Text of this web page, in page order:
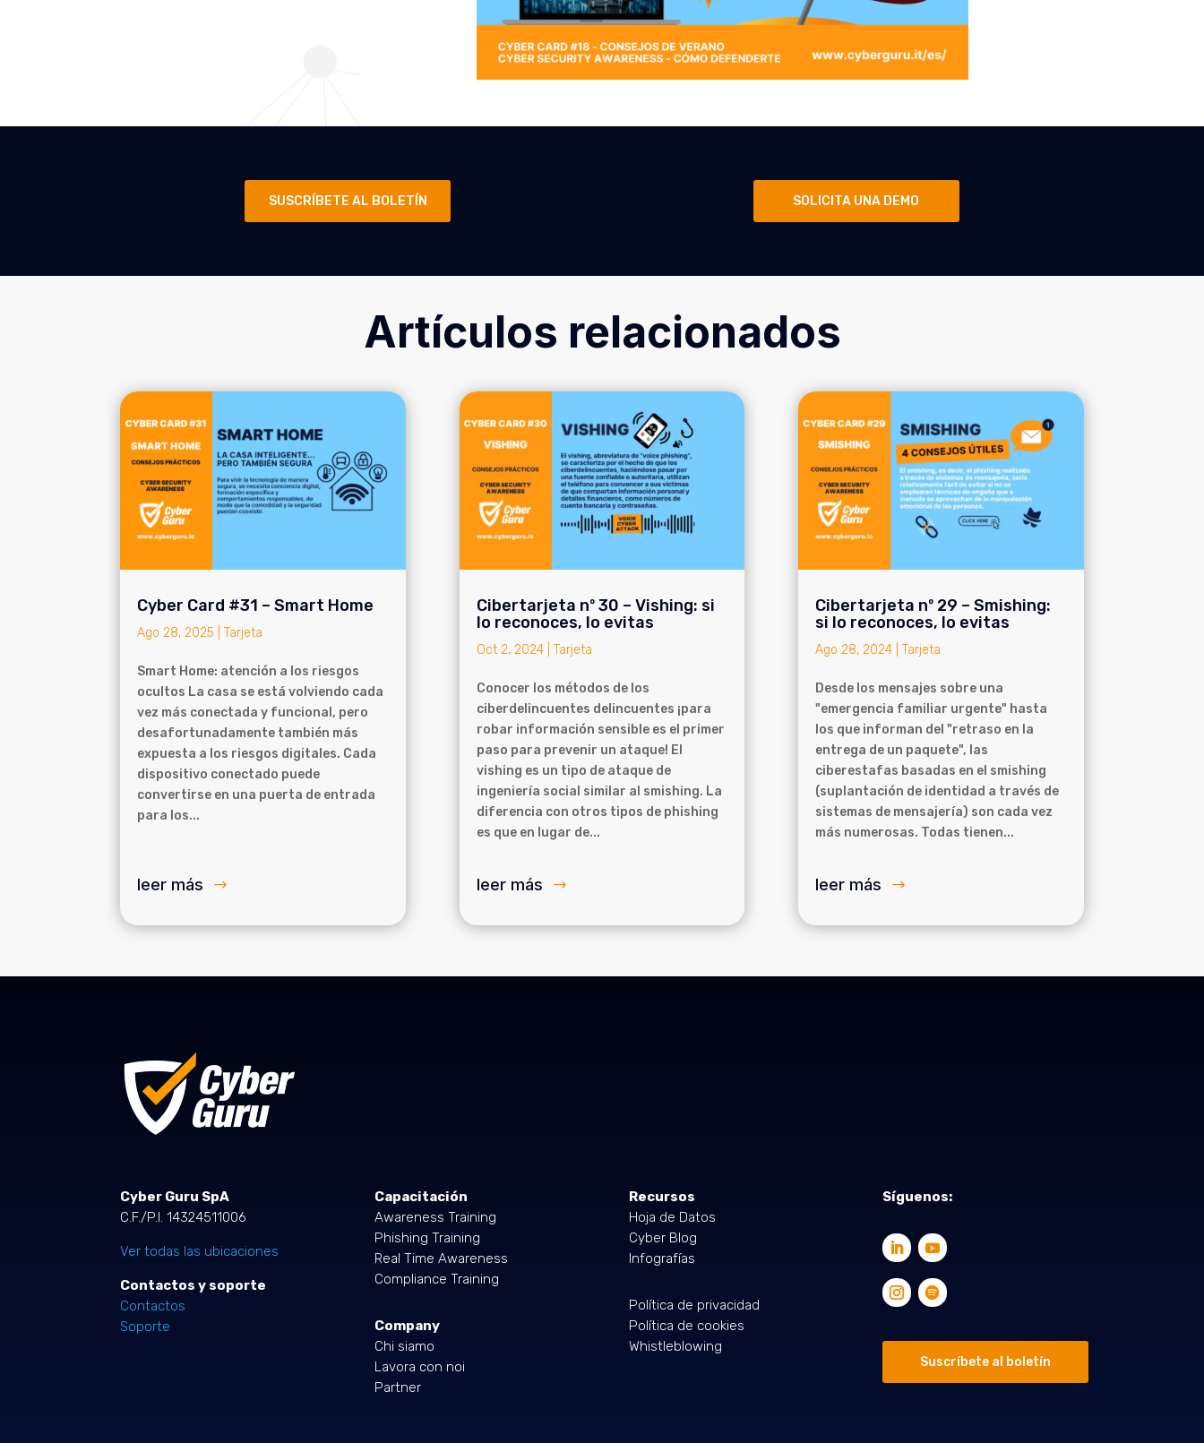
SUSCRÍBETE AL BOLETÍN SOLICITA UNA DEMO
Artículos relacionados
Cyber Card #31 – Smart Home
Ago 28, 2025 |Tarjeta
Smart Home: atención a los riesgos
ocultos La casa se está volviendo cada
vez más conectada y funcional, pero
desafortunadamente también más
expuesta a los riesgos digitales. Cada
dispositivo conectado puede
convertirse en una puerta de entrada
para los...
leer más
Cibertarjeta nº 30 – Vishing: si
lo reconoces, lo evitas
Oct 2, 2024| Tarjeta
Conocer los métodos de los
ciberdelincuentes delincuentes ¡para
robar información sensible es el primer
paso para prevenir un ataque! El
vishing es un tipo de ataque de
ingeniería social similar al smishing. La
diferencia con otros tipos de phishing
es que en lugar de...
leer más
Cibertarjeta nº 29 – Smishing:
si lo reconoces, lo evitas
Ago 28, 2024| Tarjeta
Desde los mensajes sobre una
"emergencia familiar urgente" hasta
los que informan del "retraso en la
entrega de un paquete", las
ciberestafas basadas en el smishing
(suplantación de identidad a través de
sistemas de mensajería) son cada vez
más numerosas. Todas tienen...
leer más
Cyber Guru SpA
C.F./P.I. 14324511006
Ver todas las ubicaciones
Contactos y soporte
Contactos
Soporte
Capacitación
Awareness Training
Phishing Training
Real Time Awareness
Compliance Training
Company
Chi siamo
Lavora con noi
Partner
Recursos
Hoja de Datos
Cyber Blog
Infografías
Política de privacidad
Política de cookies
Whistleblowing
Síguenos:
Suscríbete al boletín